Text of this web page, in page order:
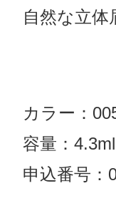
自然な立体
カラー：
容量：4.3ml
申込番号：